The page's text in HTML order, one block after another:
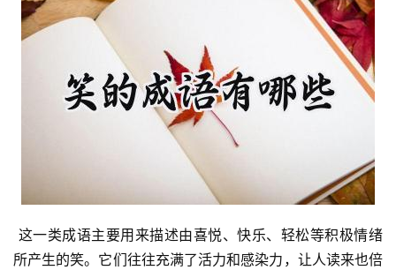
所产生的笑。它们往往充满了活力和感染力，让人读来也倍